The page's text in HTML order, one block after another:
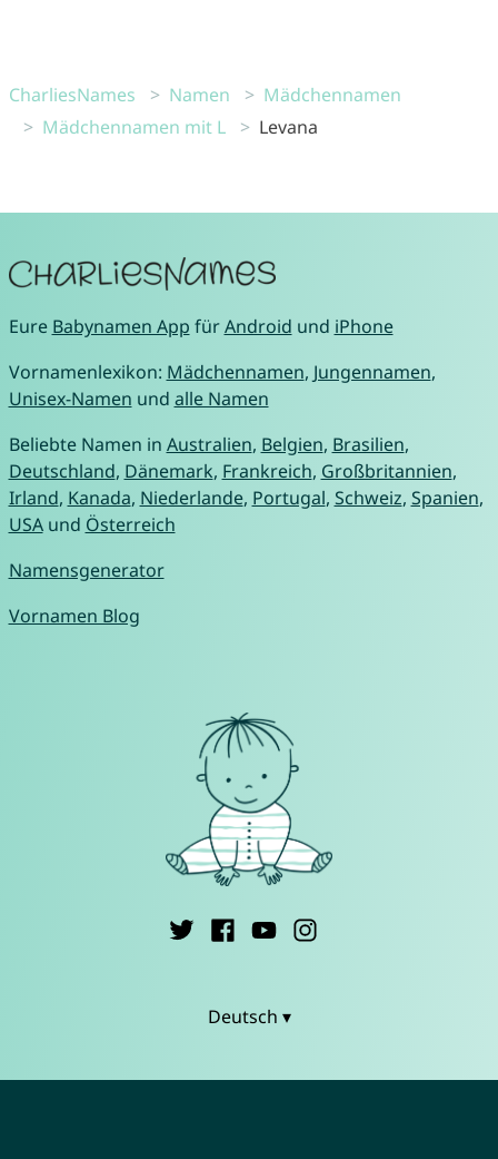
CharliesNames Namen
Mädchennamen
Mädchennamen mit L
Levana
Eure Babynamen App fürAndroid und iPhone
Vornamenlexikon: Mädchennamen, Jungennamen,
Unisex-Namen und alle Namen
Beliebte Namen in Australien, Belgien, Brasilien,
Deutschland, Dänemark, Frankreich, Großbritannien,
Irland, Kanada, Niederlande, Portugal, Schweiz, Spanien,
USAund Österreich
Namensgenerator
Vornamen Blog
Deutsch ▾